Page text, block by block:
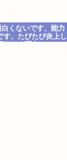
くないです、能力
す、たびたび炎上し